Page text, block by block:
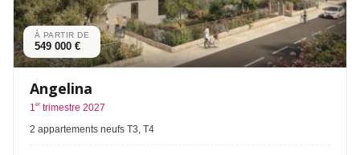
À PARTIR DE
549 000 €
Angelina
1 er trimestre 2027
2 appartements neufs T3, T4